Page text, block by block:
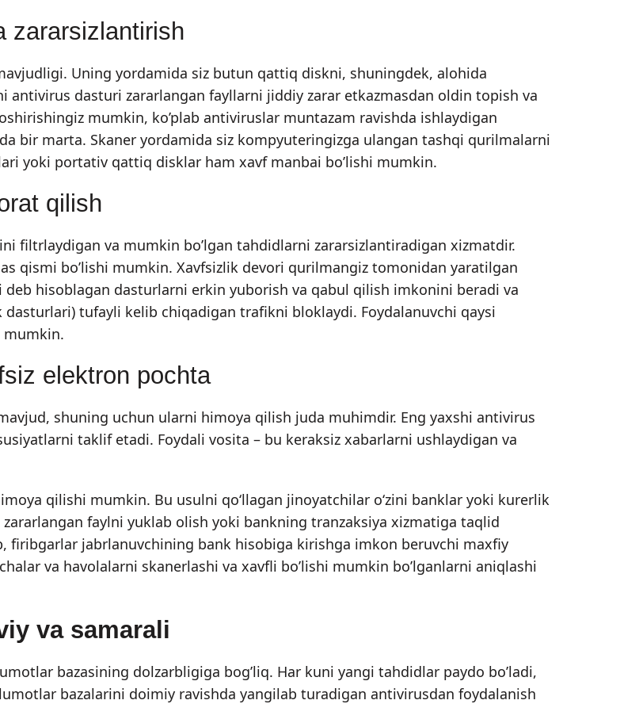
zararsizlantirish
Uning yordamida siz butun qattiq diskni, shuningdek, alohida
dasturi zararlangan fayllarni jiddiy zarar etkazmasdan oldin topish va
mumkin, ko’plab antiviruslar muntazam ravishda ishlaydigan
bir marta. Skaner yordamida siz kompyuteringizga ulangan tashqi qurilmalarni
yoki portativ qattiq disklar ham xavf manbai bo’lishi mumkin.
qilish
filtrlaydigan va mumkin bo’lgan tahdidlarni zararsizlantiradigan xizmatdir.
qismi bo’lishi mumkin. Xavfsizlik devori qurilmangiz tomonidan yaratilgan
hisoblagan dasturlarni erkin yuborish va qabul qilish imkonini beradi va
tufayli kelib chiqadigan trafikni bloklaydi. Foydalanuvchi qaysi
mumkin.
elektron pochta
shuning uchun ularni himoya qilish juda muhimdir. Eng yaxshi antivirus
taklif etadi. Foydali vosita – bu keraksiz xabarlarni ushlaydigan va
qilishi mumkin. Bu usulni qo‘llagan jinoyatchilar o‘zini banklar yoki kurerlik
faylni yuklab olish yoki bankning tranzaksiya xizmatiga taqlid
firibgarlar jabrlanuvchining bank hisobiga kirishga imkon beruvchi maxfiy
va havolalarni skanerlashi va xavfli bo’lishi mumkin bo’lganlarni aniqlashi
va samarali
bazasining dolzarbligiga bog’liq. Har kuni yangi tahdidlar paydo bo’ladi,
bazalarini doimiy ravishda yangilab turadigan antivirusdan foydalanish